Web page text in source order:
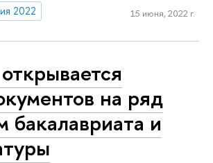
2022
15 июня, 2022 г.
на ряд
бакалавриата и